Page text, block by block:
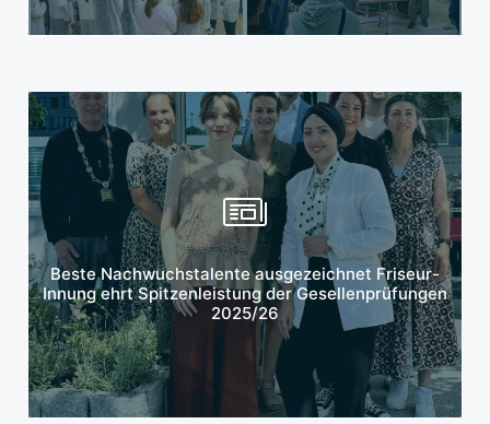
Beste Nachwuchstalente ausgezeichnet Friseur-
Innung ehrt Spitzenleistung der Gesellenprüfungen
2025/26
Mehr erfahren